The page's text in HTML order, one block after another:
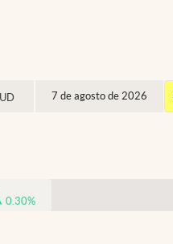
7 de agosto de 2026
0.30%